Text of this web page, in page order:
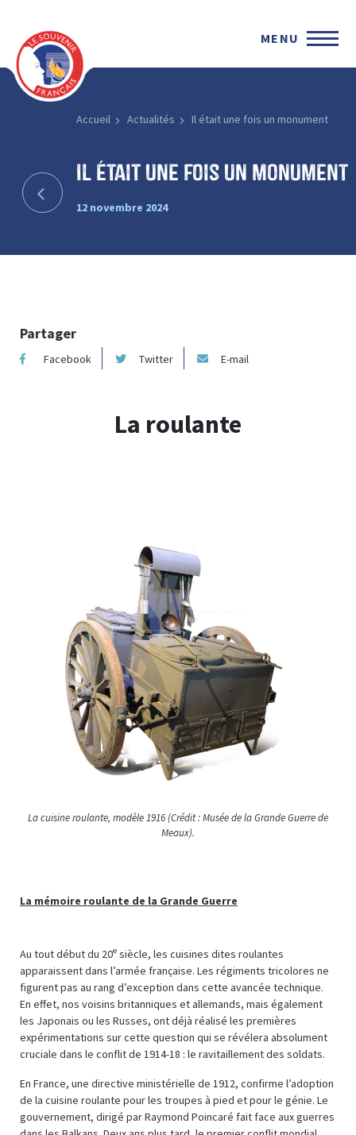
MENU
Accueil Actualités Il était une fois un monument
Il était une fois un monument
12 novembre 2024
Partager
Facebook Twitter E-mail
La roulante
La cuisine roulante, modèle 1916 (Crédit : Musée de la Grande Guerre de
Meaux).
La mémoire roulante de la Grande Guerre
Au tout début du 20e siècle, les cuisines dites roulantes
apparaissent dans l’armée française. Les régiments tricolores ne
figurent pas au rang d’exception dans cette avancée technique.
En effet, nos voisins britanniques et allemands, mais également
les Japonais ou les Russes, ont déjà réalisé les premières
expérimentations sur cette question qui se révélera absolument
cruciale dans le conflit de 1914-18 : le ravitaillement des soldats.
En France, une directive ministérielle de 1912, confirme l’adoption
de la cuisine roulante pour les troupes à pied et pour le génie. Le
gouvernement, dirigé par Raymond Poincaré fait face aux guerres